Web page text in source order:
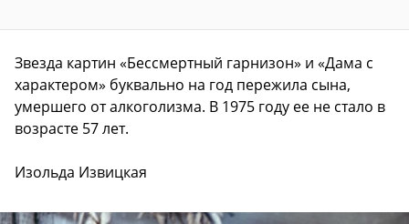
Звезда картин «Бессмертный гарнизон» и «Дама с
характером» буквально на год пережила сына,
умершего от алкоголизма. В 1975 году ее не стало в
возрасте 57 лет.
Изольда Извицкая